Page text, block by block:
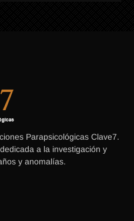
Parapsicológicas Clave7.
a la investigación y
y anomalías.